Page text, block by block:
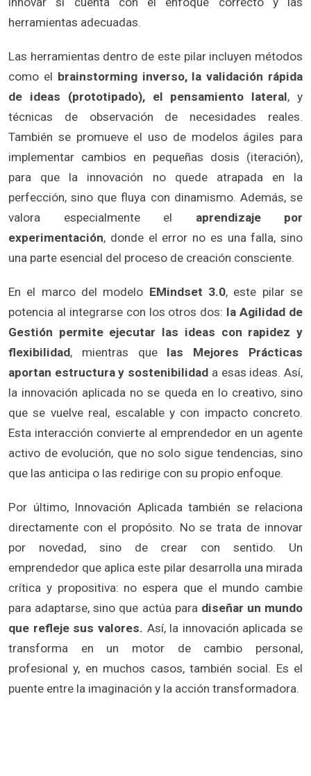
herramientas adecuadas.
Las herramientas dentro de este pilar incluyen métodos
como el brainstorming inverso, la validación rápida
de ideas (prototipado), el pensamiento lateral, y
técnicas de observación de necesidades reales.
También se promueve el uso de modelos ágiles para
implementar cambios en pequeñas dosis (iteración),
para que la innovación no quede atrapada en la
perfección, sino que fluya con dinamismo. Además, se
valora especialmente el aprendizaje por
experimentación, donde el error no es una falla, sino
una parte esencial del proceso de creación consciente.
En el marco del modelo EMindset 3.0, este pilar se
potencia al integrarse con los otros dos: la Agilidad de
Gestión permite ejecutar las ideas con rapidez y
flexibilidad, mientras que las Mejores Prácticas
aportan estructura y sostenibilidad a esas ideas. Así,
la innovación aplicada no se queda en lo creativo, sino
que se vuelve real, escalable y con impacto concreto.
Esta interacción convierte al emprendedor en un agente
activo de evolución, que no solo sigue tendencias, sino
que las anticipa o las redirige con su propio enfoque.
Por último, Innovación Aplicada también se relaciona
directamente con el propósito. No se trata de innovar
por novedad, sino de crear con sentido. Un
emprendedor que aplica este pilar desarrolla una mirada
crítica y propositiva: no espera que el mundo cambie
para adaptarse, sino que actúa para diseñar un mundo
que refleje sus valores. Así, la innovación aplicada se
transforma en un motor de cambio personal,
profesional y, en muchos casos, también social. Es el
puente entre la imaginación y la acción transformadora.